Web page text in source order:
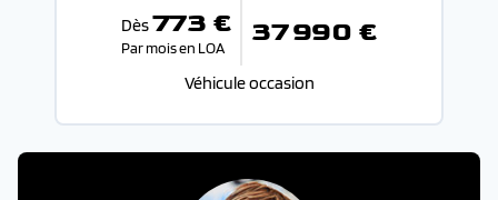
Dès773 €
Par mois en LOA 37 990 €
Véhicule occasion